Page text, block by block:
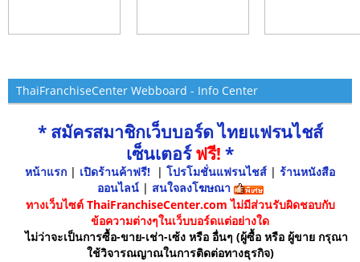
ThaiFranchiseCenter Webboard - Info Center
* สมัครสมาชิกเว็บบอร์ด ไทยแฟรนไชส์
เซ็นเตอร์ฟรี! *
หน้าแรก | เปิดร้านค้าฟรี! | โปรโมชั่นแฟรนไชส์ | ร้านหนังสือ
ออนไลน์ | สนใจลงโฆษณา
ทางเว็บไซต์ ThaiFranchiseCenter.com ไม่มีส่วนรับผิดชอบกับ
ข้อความต่างๆในเว็บบอร์ดแต่อย่างใด
ไม่ว่าจะเป็นการซื้อ-ขาย-เช่า-เซ้ง หรือ อื่นๆ (ผู้ซื้อ หรือ ผู้ขาย กรุณา
ใช้วิจารณญาณในการติดต่อทางธุรกิจ)